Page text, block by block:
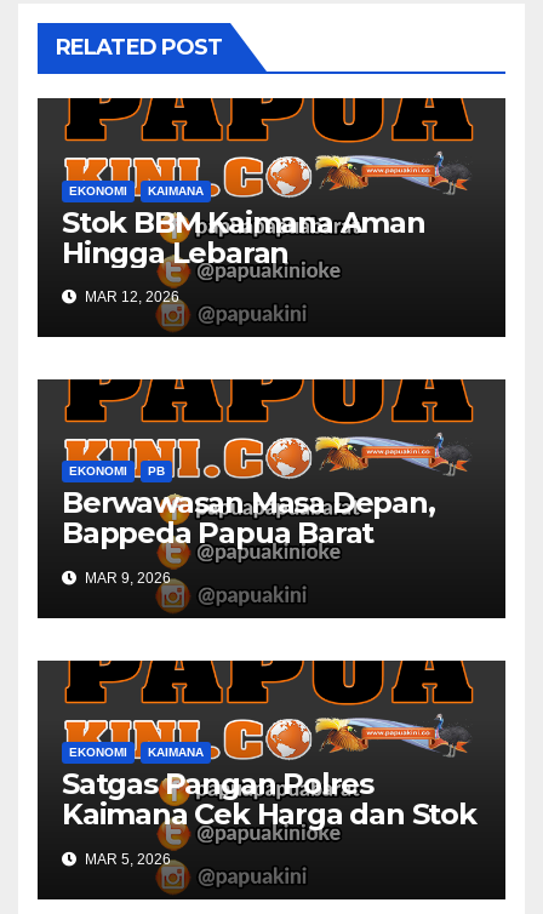
RELATED POST
EKONOMI KAIMANA
Stok BBM Kaimana Aman
Hingga Lebaran
MAR 12, 2026
EKONOMI PB
Berwawasan Masa Depan,
Bappeda Papua Barat
Konsultasi Publik RKPD 2027
MAR 9, 2026
EKONOMI KAIMANA
Satgas Pangan Polres
Kaimana Cek Harga dan Stok
Bapok di Pasar
MAR 5, 2026